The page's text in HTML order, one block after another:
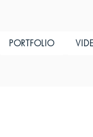
PORTFOLIO